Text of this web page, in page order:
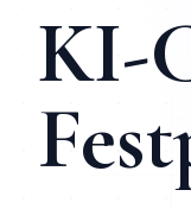
KI-